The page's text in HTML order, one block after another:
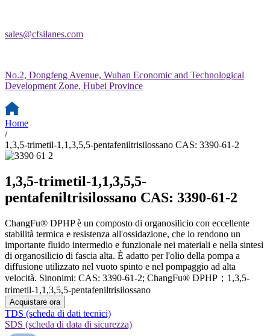
sales@cfsilanes.com
No.2, Dongfeng Avenue, Wuhan Economic and Technological
Development Zone, Hubei Province
Home
/
1,3,5-trimetil-1,1,3,5,5-pentafeniltrisilossano CAS: 3390-61-2
1,3,5-trimetil-1,1,3,5,5-
pentafeniltrisilossano CAS: 3390-61-2
ChangFu® DPHP è un composto di organosilicio con eccellente
stabilità termica e resistenza all'ossidazione, che lo rendono un
importante fluido intermedio e funzionale nei materiali e nella sintesi
di organosilicio di fascia alta. È adatto per l'olio della pompa a
diffusione utilizzato nel vuoto spinto e nel pompaggio ad alta
velocità. Sinonimi: CAS: 3390-61-2; ChangFu® DPHP；1,3,5-
trimetil-1,1,3,5,5-pentafeniltrisilossano
Acquistare ora
TDS (scheda di dati tecnici)
SDS (scheda di data di sicurezza)